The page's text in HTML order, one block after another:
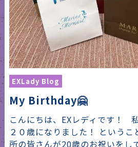
EXLady Blog
My Birthday🤗
こんにちは、EXレディです！
２０歳になりました！ という
所の皆さんが20歳のお祝いをし